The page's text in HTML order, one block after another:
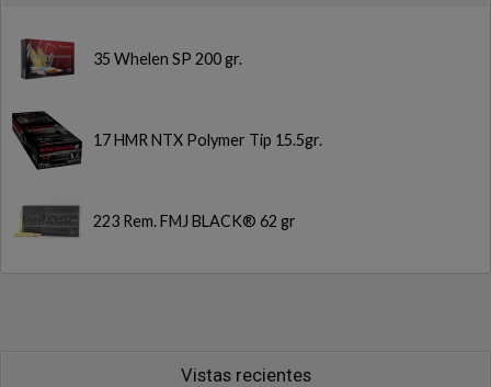
35 Whelen SP 200 gr.
17 HMR NTX Polymer Tip 15.5gr.
223 Rem. FMJ BLACK® 62 gr
Vistas recientes